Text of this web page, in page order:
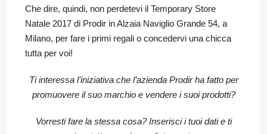
Che dire, quindi, non perdetevi il Temporary Store
Natale 2017 di Prodir in Alzaia Naviglio Grande 54, a
Milano, per fare i primi regali o concedervi una chicca
tutta per voi!
Ti interessa l’iniziativa che l’azienda Prodir ha fatto per
promuovere il suo marchio e vendere i suoi prodotti?
Vorresti fare la stessa cosa?Inserisci i tuoi dati e ti